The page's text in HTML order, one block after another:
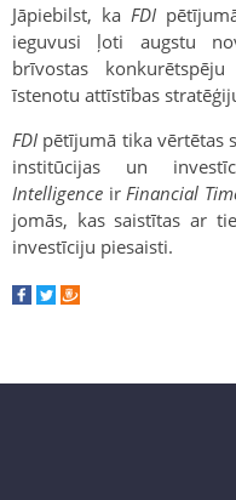
Jāpiebilst, ka FDI
ieguvusi ļoti augstu
brīvostas
īstenotu attīstības
FDI pētījumā tika vērtētas
institūcijas un
Intelligence ir Financial
jomās, kas saistītas ar
investīciju piesaisti.